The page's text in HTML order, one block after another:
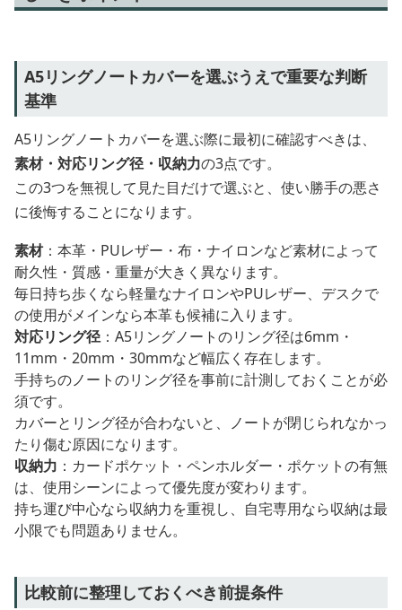
A5リングノートカバーを選ぶうえで重要な判断
基準
A5リングノートカバーを選ぶ際に最初に確認すべきは、
素材・対応リング径・収納力の3点です。
この3つを無視して見た目だけで選ぶと、使い勝手の悪さ
に後悔することになります。
素材：本革・PUレザー・布・ナイロンなど素材によって
耐久性・質感・重量が大きく異なります。
毎日持ち歩くなら軽量なナイロンやPUレザー、デスクで
の使用がメインなら本革も候補に入ります。
対応リング径：A5リングノートのリング径は6mm・
11mm・20mm・30mmなど幅広く存在します。
手持ちのノートのリング径を事前に計測しておくことが必
須です。
カバーとリング径が合わないと、ノートが閉じられなかっ
たり傷む原因になります。
収納力 ：カードポケット・ペンホルダー・ポケットの有無
は、使用シーンによって優先度が変わります。
持ち運び中心なら収納力を重視し、自宅専用なら収納は最
小限でも問題ありません。
比較前に整理しておくべき前提条件